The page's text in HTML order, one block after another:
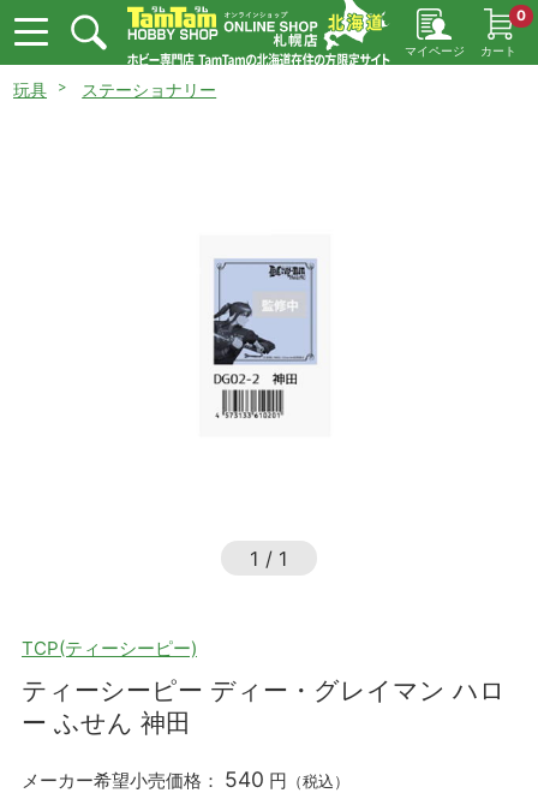
マイページ カート
0
玩具 ステーショナリー
1 / 1
TCP(ティーシーピー)
ティーシーピー ディー・グレイマン ハロ
ー ふせん 神田
メーカー希望小売価格： 540 円 （税込）